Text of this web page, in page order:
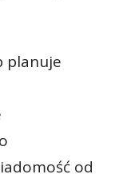
planuje
od